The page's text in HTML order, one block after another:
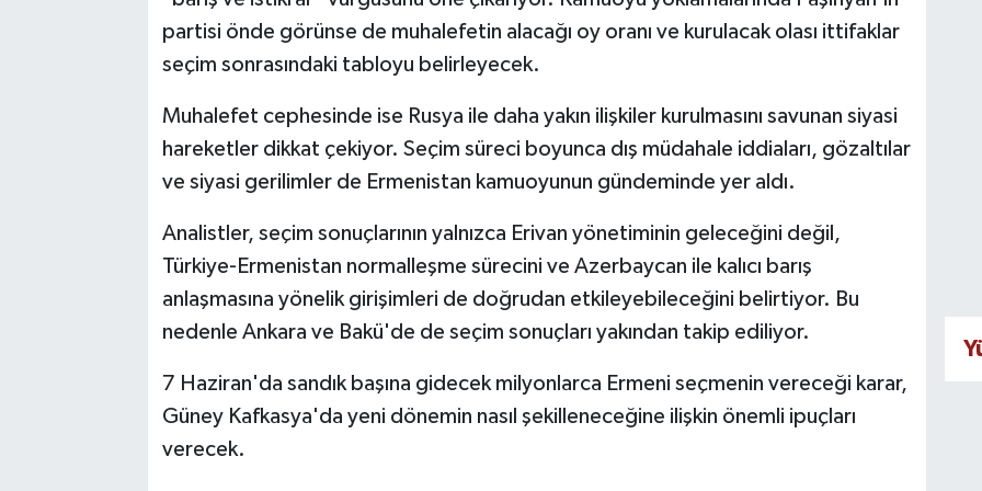
partisi önde görünse de muhalefetin alacağı oy oranı ve kurulacak olası ittifaklar
seçim sonrasındaki tabloyu belirleyecek.
Muhalefet cephesinde ise Rusya ile daha yakın ilişkiler kurulmasını savunan siyasi
hareketler dikkat çekiyor. Seçim süreci boyunca dış müdahale iddiaları, gözaltılar
ve siyasi gerilimler de Ermenistan kamuoyunun gündeminde yer aldı.
Analistler, seçim sonuçlarının yalnızca Erivan yönetiminin geleceğini değil,
Türkiye-Ermenistan normalleşme sürecini ve Azerbaycan ile kalıcı barış
anlaşmasına yönelik girişimleri de doğrudan etkileyebileceğini belirtiyor. Bu
nedenle Ankara ve Bakü'de de seçim sonuçları yakından takip ediliyor.
7 Haziran'da sandık başına gidecek milyonlarca Ermeni seçmenin vereceği karar,
Güney Kafkasya'da yeni dönemin nasıl şekilleneceğine ilişkin önemli ipuçları
verecek.